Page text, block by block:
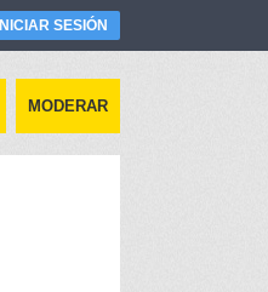
INICIAR SESIÓN
MODERAR